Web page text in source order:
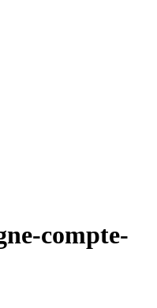
compte-